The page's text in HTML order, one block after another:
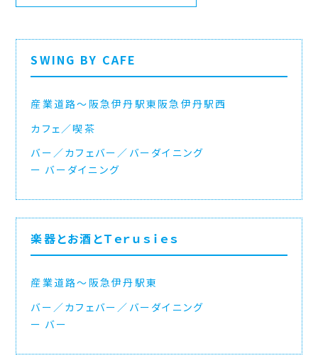
SWING BY CAFE
産業道路〜阪急伊丹駅東 阪急伊丹駅西
カフェ／喫茶
バー／カフェバー／バーダイニング
バーダイニング
楽器とお酒とＴｅｒｕｓｉｅｓ
産業道路〜阪急伊丹駅東
バー／カフェバー／バーダイニング
バー